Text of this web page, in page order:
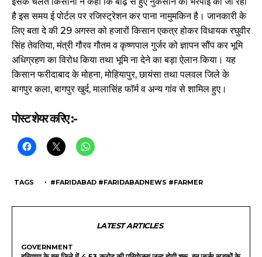
है इस समय ई पोर्टल पर रजिस्ट्रेशन कर पाना नामुमकिन है। जानकारी के
लिए बता दे की 29 अगस्त को हजारों किसान एकत्र होकर विधायक रघुवीर
सिंह तेवतिया, मंत्री गौरव गौतम व कृष्णपाल गुर्जर को ज्ञापन सौंप कर भूमि
अधिग्रहण का विरोध किया तथा भूमि ना देने का बड़ा ऐलान किया। यह
किसान फरीदाबाद के मोहना, मोहियापुर, छायंसा तथा पलवल जिले के
बागपुर कला, बागपुर खुर्द, मालासिंह फॉर्म व अन्य गांव से शामिल हुए।
पोस्ट शेयर करिए :-
TAGS ・ #FARIDABAD #FARIDABADNEWS #FARMER
LATEST ARTICLES
GOVERNMENT